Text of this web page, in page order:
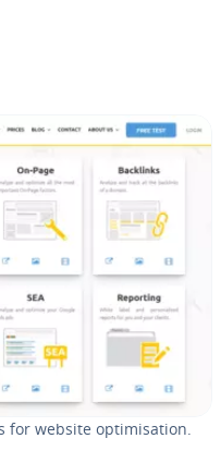
for website op­ti­mi­s­a­tion.